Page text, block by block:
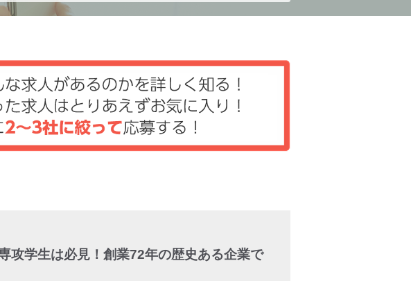
攻学生は必見！創業72年の歴史ある企業で